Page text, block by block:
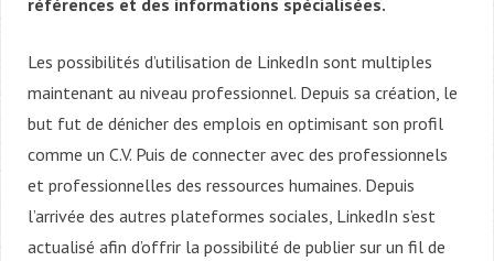
références et des informations spécialisées.
Les possibilités d’utilisation de LinkedIn sont multiples
maintenant au niveau professionnel. Depuis sa création, le
but fut de dénicher des emplois en optimisant son profil
comme un C.V. Puis de connecter avec des professionnels
et professionnelles des ressources humaines. Depuis
l’arrivée des autres plateformes sociales, LinkedIn s’est
actualisé afin d’offrir la possibilité de publier sur un fil de